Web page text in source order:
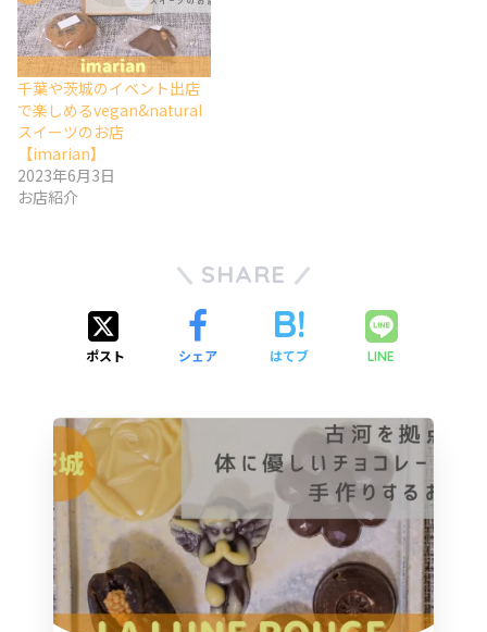
千葉や茨城のイベント出店
で楽しめるvegan&natural
スイーツのお店
【imarian】
2023年6月3日
お店紹介
SHARE
ポスト シェア はてブ LINE